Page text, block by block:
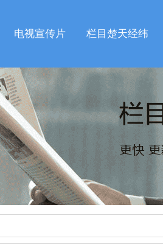
电视宣传片 栏目楚天经纬